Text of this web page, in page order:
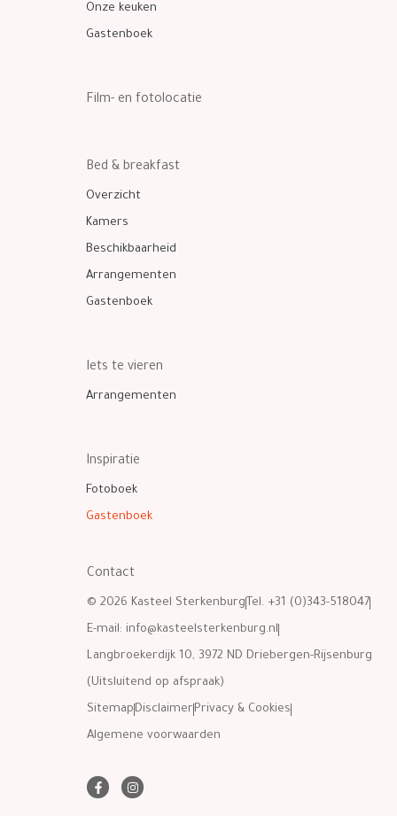
Onze keuken
Gastenboek
Film- en fotolocatie
Bed & breakfast
Overzicht
Kamers
Beschikbaarheid
Arrangementen
Gastenboek
Iets te vieren
Arrangementen
Inspiratie
Fotoboek
Gastenboek
Contact
© 2026 Kasteel Sterkenburg Tel. +31 (0)343-518047
E-mail: info@kasteelsterkenburg.nl
Langbroekerdijk 10, 3972 ND Driebergen-Rijsenburg
(Uitsluitend op afspraak)
Sitemap Disclaimer Privacy & Cookies
Algemene voorwaarden
F
a
I
n